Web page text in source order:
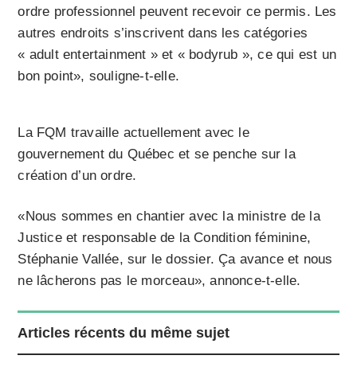
ordre professionnel peuvent recevoir ce permis. Les
autres endroits s’inscrivent dans les catégories
« adult entertainment » et « bodyrub », ce qui est un
bon point», souligne-t-elle.
La FQM travaille actuellement avec le
gouvernement du Québec et se penche sur la
création d’un ordre.
«Nous sommes en chantier avec la ministre de la
Justice et responsable de la Condition féminine,
Stéphanie Vallée, sur le dossier. Ça avance et nous
ne lâcherons pas le morceau», annonce-t-elle.
Articles récents du même sujet